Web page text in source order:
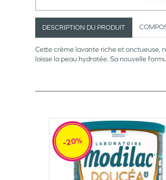
DESCRIPTION DU PRODUIT
Cette crème lavante riche et onctueuse,
laisse la peau hydratée. Sa nouvelle
-20%